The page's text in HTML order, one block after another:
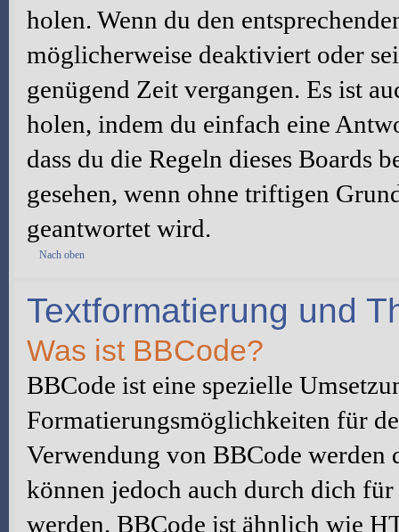
holen. Wenn du den
möglicherweise deaktiviert oder
genügend Zeit vergangen. Es ist
holen, indem du einfach eine
dass du die Regeln dieses Boards
gesehen, wenn ohne triftigen
geantwortet wird.
Nach oben
Textformatierung und
Was ist BBCode?
BBCode ist eine spezielle
Formatierungsmöglichkeiten für
Verwendung von BBCode
können jedoch auch durch dich
werden. BBCode ist ähnlich wie